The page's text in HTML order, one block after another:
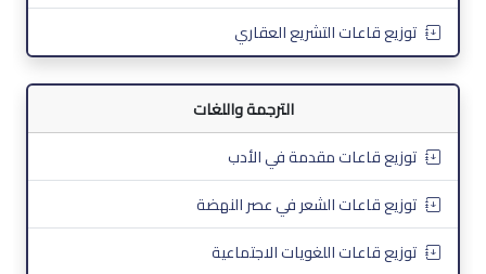
توزيع قاعات التشريع العقاري
الترجمة واللغات
توزيع قاعات مقدمة في الأدب
توزيع قاعات الشعر في عصر النهضة
توزيع قاعات اللغويات الاجتماعية